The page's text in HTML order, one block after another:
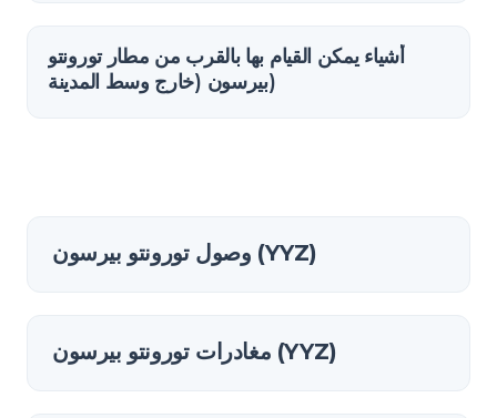
أشياء يمكن القيام بها بالقرب من مطار تورونتو
بيرسون (خارج وسط المدينة)
وصول تورونتو بيرسون (YYZ)
مغادرات تورونتو بيرسون (YYZ)